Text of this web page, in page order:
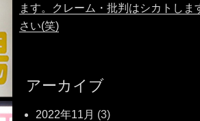
ます。クレーム・批判はシカトしま
さい(笑)
アーカイブ
2022年11月 (3)